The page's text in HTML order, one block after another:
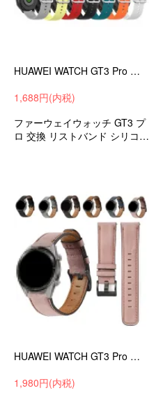
HUAWEI WATCH GT3 Pro バンド 43mm/46mm ベルト シリコン バンド幅20mm/22mm 交換リストバンド ファーウェイウォッチ GT3 プロ
1,688円(内税)
ファーウェイウォッチ GT3 プ
ロ 交換 リストバンド シリコン
HUAWEI WATCH GT3 Pro バンド 43mm/46mm ベルト PUレザー バンド幅20mm/22mm 交換リストバンド ファーウェイウォッチ GT3 プロ
1,980円(内税)